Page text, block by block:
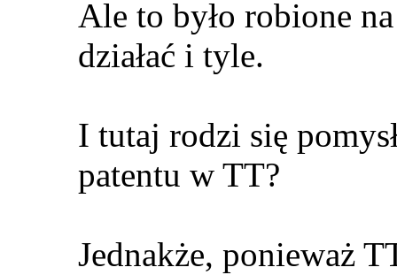
Ale to było robione
działać i tyle.
I tutaj rodzi się
patentu w TT?
Jednakże, ponieważ